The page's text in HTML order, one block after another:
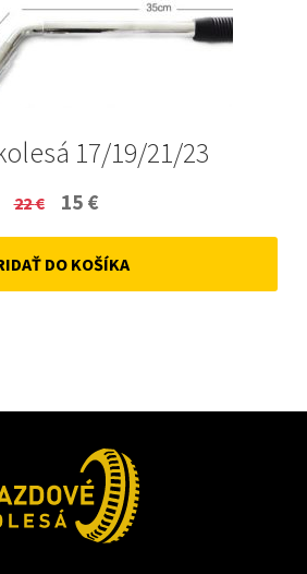
17/19/21/23
22€
Original
price
was:
15 €
price
is:
DO KOŠÍKA